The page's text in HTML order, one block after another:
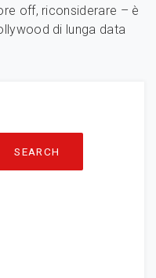
off, riconsiderare – è
di lunga data